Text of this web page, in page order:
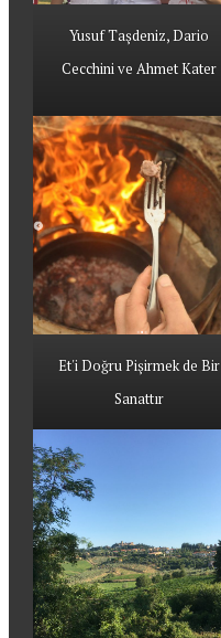
Yusuf Taşdeniz, Dario
Cecchini ve Ahmet Kater
Et'i Doğru Pişirmek de Bir
Sanattır